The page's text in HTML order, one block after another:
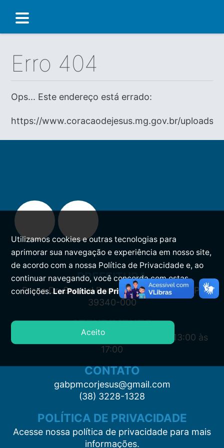
Erro 404
Ops... Este endereço está errado:
https://www.coracaodejesus.mg.gov.br/uploads/
PREFEITURA
Praça Dr. Samuel Barreto, s/n, Centro CEP:
39340-000
ATENDIMENTO
Segunda à Sexta: 7:00 às 11:00 e das 13:00 às
17:00
CONTATO
gabpmcorjesus@gmail.com
(38) 3228-1328
POLÍTICA DE PRIVACIDADE
Acesse nossa política de privacidade para mais
informações.
Utilizamos cookies e outras tecnologias para
aprimorar sua navegação e experiência em nosso site,
de acordo com a nossa Política de Privacidade e, ao
continuar navegando, você concorda com estas
condições.Ler Política de Privacidade.
Aceito